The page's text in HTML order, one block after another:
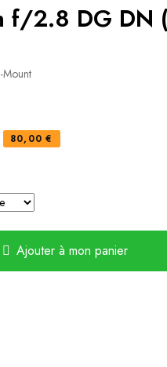
f/2.8 DG DN
80,00 €
Ajouter à mon panier